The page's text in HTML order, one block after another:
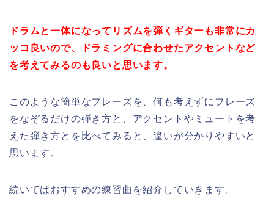
ドラムと一体になってリズムを弾くギターも非常にカ
ッコ良いので、ドラミングに合わせたアクセントなど
を考えてみるのも良いと思います。
このような簡単なフレーズを、何も考えずにフレーズ
をなぞるだけの弾き方と、アクセントやミュートを考
えた弾き方とを比べてみると、違いが分かりやすいと
思います。
続いてはおすすめの練習曲を紹介していきます。